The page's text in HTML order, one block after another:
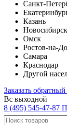
Санкт-
Казань
Новосибирск
Омск
Ростов-на-
Самара
Краснодар
Другой
Заказать
Вс выходной
8 (495) 545-47-87